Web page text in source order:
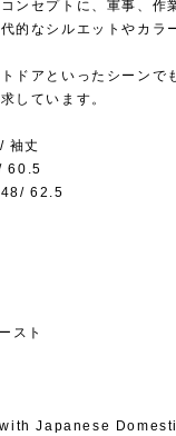
ンセプトに、軍事、作
的なシルエットやカラ
ドアといったシーンで
しています。
袖丈
60.5
48/ 62.5
スト
Japanese